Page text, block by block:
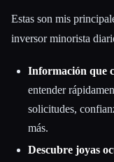
Estas son mis
inversor minorista
Información que
entender
solicitudes,
más.
Descubre joyas